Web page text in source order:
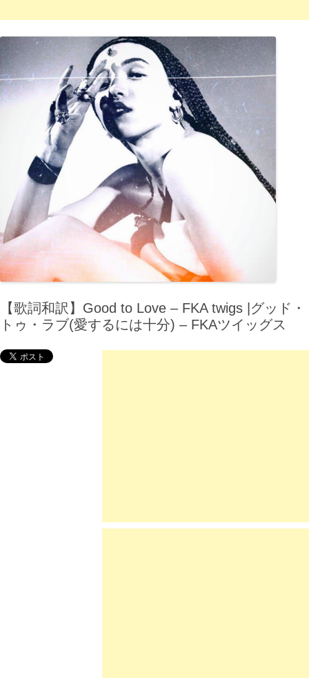
【歌詞和訳】Good to Love – FKA twigs |グッド・
トゥ・ラブ(愛するには十分) – FKAツイッグス